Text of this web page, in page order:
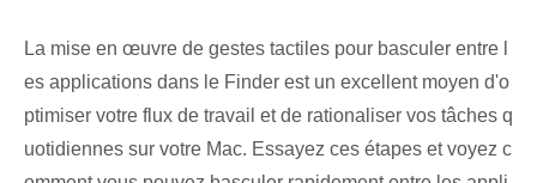
La mise en œuvre de gestes tactiles pour basculer entre l
es applications dans le Finder est un excellent moyen d'o
ptimiser votre flux de travail et de rationaliser vos tâches q
uotidiennes sur votre Mac. Essayez ces étapes et voyez c